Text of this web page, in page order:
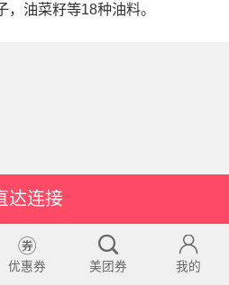
油菜籽等18种油料。
达连接
优惠券 美团券 我的